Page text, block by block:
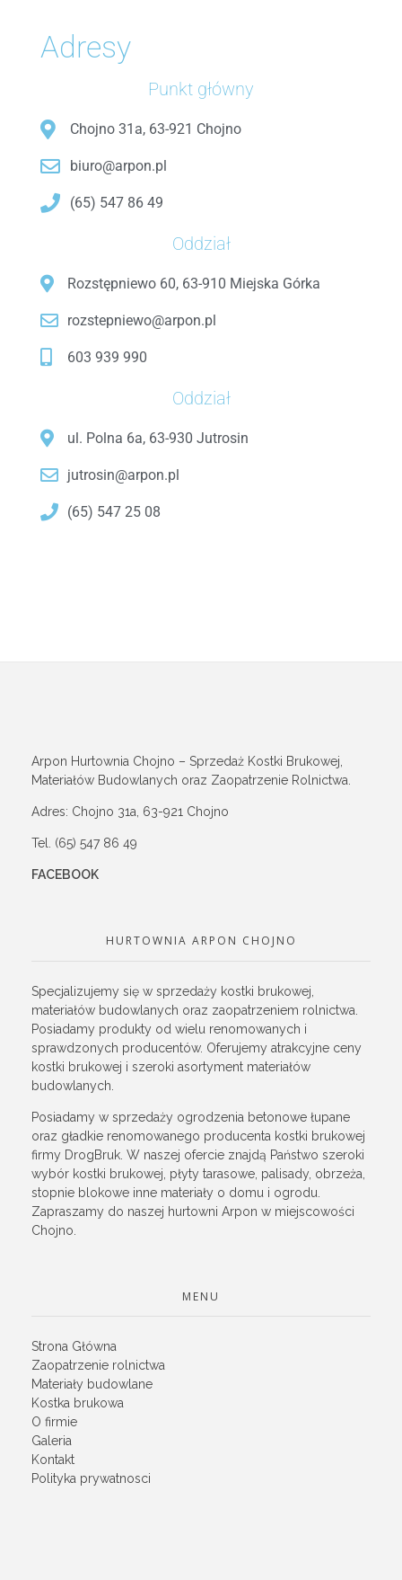
Adresy
Punkt główny
Chojno 31a, 63-921 Chojno
biuro@arpon.pl
(65) 547 86 49
Oddział
Rozstępniewo 60, 63-910 Miejska Górka
rozstepniewo@arpon.pl
603 939 990
Oddział
ul. Polna 6a, 63-930 Jutrosin
jutrosin@arpon.pl
(65) 547 25 08
Arpon Hurtownia Chojno – Sprzedaż Kostki Brukowej,
Materiałów Budowlanych oraz Zaopatrzenie Rolnictwa.
Adres: Chojno 31a, 63-921 Chojno
Tel. (65) 547 86 49
FACEBOOK
HURTOWNIA ARPON CHOJNO
Specjalizujemy się w sprzedaży kostki brukowej,
materiałów budowlanych oraz zaopatrzeniem rolnictwa.
Posiadamy produkty od wielu renomowanych i
sprawdzonych producentów. Oferujemy atrakcyjne ceny
kostki brukowej i szeroki asortyment materiałów
budowlanych.
Posiadamy w sprzedaży ogrodzenia betonowe łupane
oraz gładkie renomowanego producenta kostki brukowej
firmy DrogBruk. W naszej ofercie znajdą Państwo szeroki
wybór kostki brukowej, płyty tarasowe, palisady, obrzeża,
stopnie blokowe inne materiały o domu i ogrodu.
Zapraszamy do naszej hurtowni Arpon w miejscowości
Chojno.
MENU
Strona Główna
Zaopatrzenie rolnictwa
Materiały budowlane
Kostka brukowa
O firmie
Galeria
Kontakt
Polityka prywatnosci